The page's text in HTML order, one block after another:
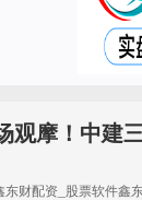
观摩！中建
财配资_股票软件鑫